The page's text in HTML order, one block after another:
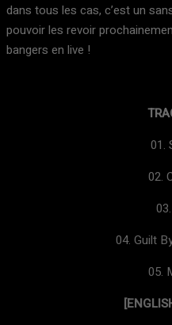
dans tous les cas, c’est un
pouvoir les revoir
bangers en live !
01.
02.
04. Guilt
05.